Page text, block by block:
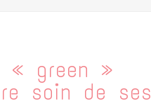
« green »
soin de ses